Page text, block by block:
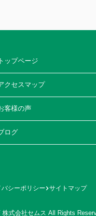
トップページ
クセスマップ
客様の声
ログ
バシーポリシー サイトマップ
式会社セムス All Rights